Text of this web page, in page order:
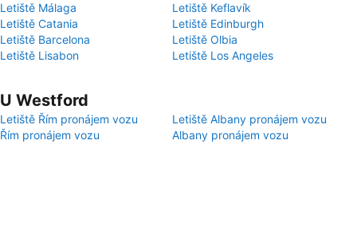
Letiště Málaga
Letiště Keflavík
Letiště Catania
Letiště Edinburgh
Letiště Barcelona
Letiště Olbia
Letiště Lisabon
Letiště Los Angeles
U Westford
Letiště Řím pronájem vozu
Letiště Albany pronájem vozu
Řím pronájem vozu
Albany pronájem vozu